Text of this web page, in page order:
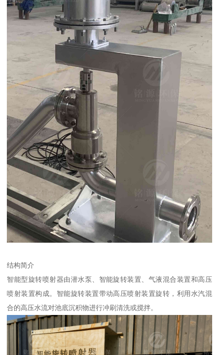
结构简介
智能型旋转喷射器由潜水泵、智能旋转装置、气液混合装置和高压
喷射装置构成。智能旋转装置带动高压喷射装置旋转，利用水汽混
合的高压水流对池底沉积物进行冲刷清洗或搅拌。